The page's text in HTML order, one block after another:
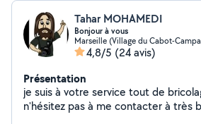
Tahar MOHAMEDI
Bonjour à vous
Marseille (Village du Cabot-
4,8/5 (24 avis)
Présentation
je suis à votre service tout de bricolage je suis peintre
n'hésitez pas à me contacter à très